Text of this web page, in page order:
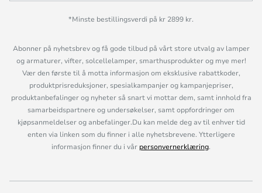
*Minste bestillingsverdi på kr 2899 kr.
Abonner på nyhetsbrev og få gode tilbud på vårt store utvalg av lamper
og armaturer, vifter, solcellelamper, smarthusprodukter og mye mer!
Vær den første til å motta informasjon om eksklusive rabattkoder,
produktprisreduksjoner, spesialkampanjer og kampanjepriser,
produktanbefalinger og nyheter så snart vi mottar dem, samt innhold fra
samarbeidspartnere og undersøkelser, samt oppfordringer om
kjøpsanmeldelser og anbefalinger.Du kan melde deg av til enhver tid
enten via linken som du finner i alle nyhetsbrevene. Ytterligere
informasjon finner du i vår personvernerklæring.